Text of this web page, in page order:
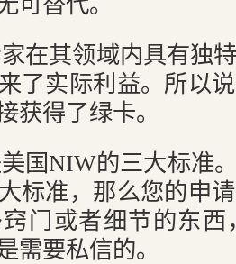
在其领域内具有独
了实际利益。所以
获得了绿卡。
国NIW的三大标准
标准，那么您的申
门或者细节的东
需要私信的。